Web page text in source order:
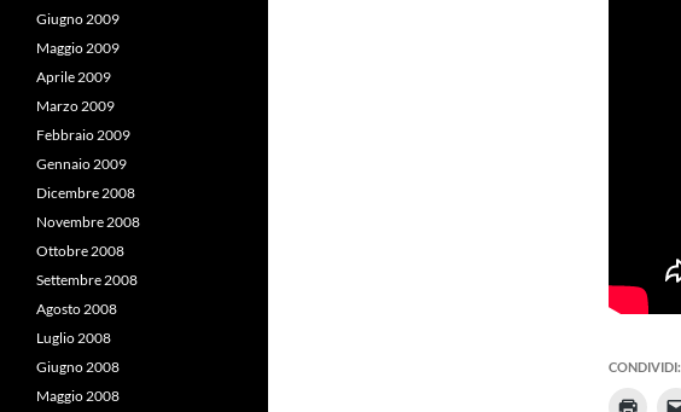
CONDIVIDI:
Giugno 2009
Maggio 2009
Aprile 2009
Marzo 2009
Febbraio 2009
Gennaio 2009
Dicembre 2008
Novembre 2008
Ottobre 2008
Settembre 2008
Agosto 2008
Luglio 2008
Giugno 2008
Maggio 2008